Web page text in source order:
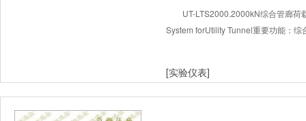
UT-LTS2000.2000kN综合管廊
System forUtility Tunnel重要功能：
[实验仪表]